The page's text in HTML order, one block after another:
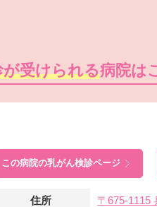
受けられる病院は
この病院の乳がん検診ページ
住所 〒675-1115